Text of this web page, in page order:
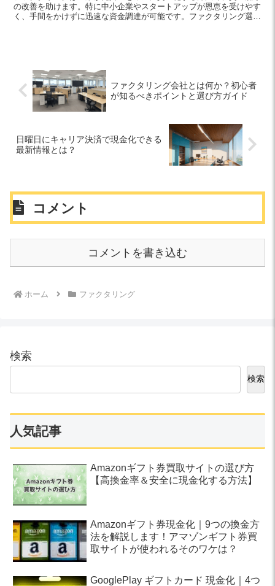
の改善を助けます。特に中小企業やスタートアップが恩恵を受けやす
く、手間をかけずに迅速な資金調達が可能です。ファクタリング選び
ファクタリング会社とは何か？初心者
が知るべきポイントと選び方ガイド
日曜日にキャリア決済で現金化できる
最新情報とは？
コメント
コメントを書き込む
ホーム ファクタリング
検索
検索
人気記事
Amazonギフト券買取サイトの選び方
【高換金率＆安全に現金化する方法】
Amazonギフト券現金化｜9つの換金方
法を解説します！アマゾンギフト券買
取サイトが使われるそのワケは？
GooglePlay ギフトカード 現金化｜4つ